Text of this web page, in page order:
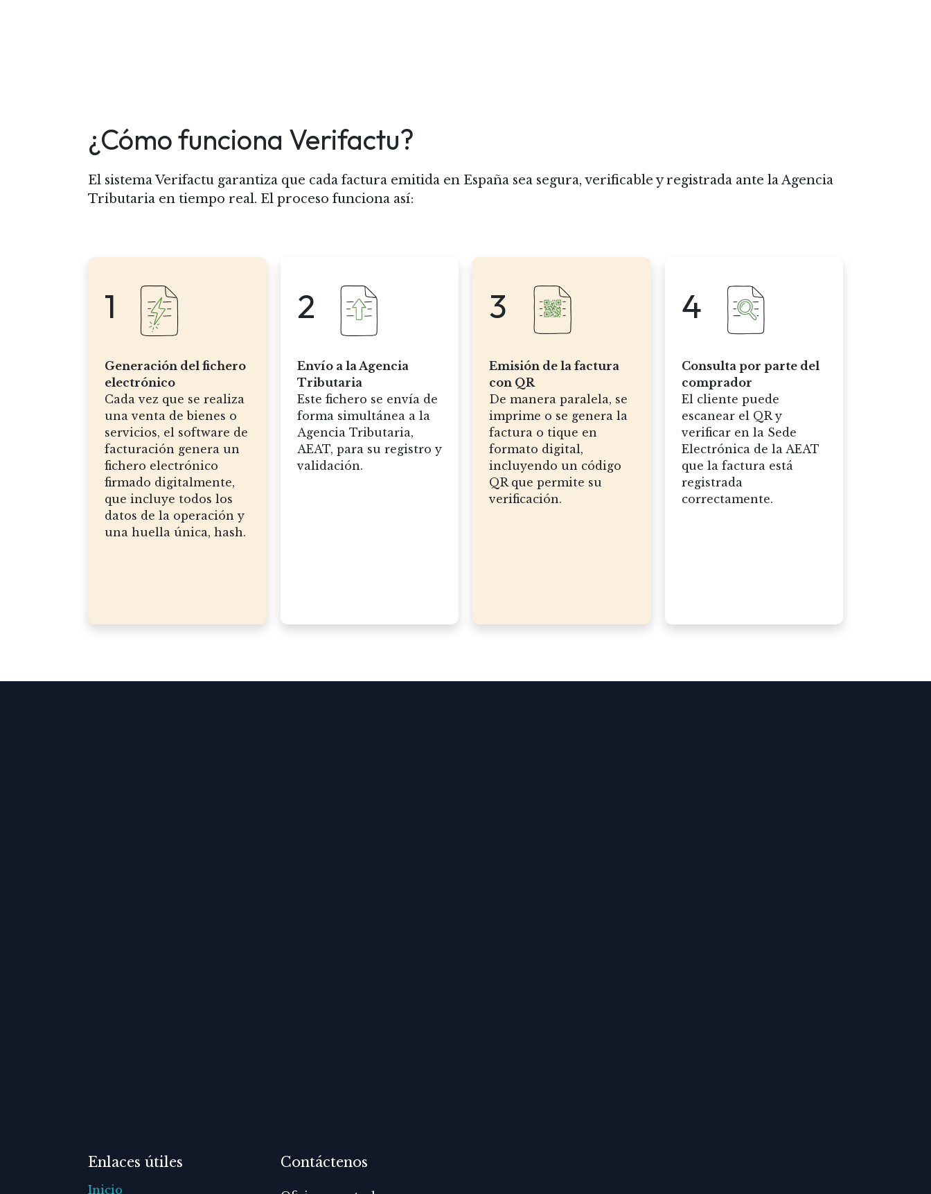
¿Cómo funciona Verifactu?
El sistema Verifactu garantiza que cada factura emitida en España sea segura, verificable y registrada ante la Agencia
Tributaria en tiempo real. El proceso funciona así:
1
Generación del fichero
electrónico
Cada vez que se realiza
una venta de bienes o
servicios, el software de
facturación genera un
fichero electrónico
firmado digitalmente,
que incluye todos los
datos de la operación y
una huella única, hash.
2
Envío a la Agencia
Tributaria
Este fichero se envía de
forma simultánea a la
Agencia Tributaria,
AEAT, para su registro y
validación.
3
Emisión de la factura
con QR
De manera paralela, se
imprime o se genera la
factura o tique en
formato digital,
incluyendo un código
QR que permite su
verificación.
4
Consulta por parte del
comprador
El cliente puede
escanear el QR y
verificar en la Sede
Electrónica de la AEAT
que la factura está
registrada
correctamente.
Enlaces útiles
Inicio
Contáctenos